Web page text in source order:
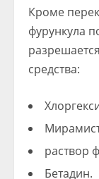
Кроме
фурункула
средства:
раствор
Бетадин.